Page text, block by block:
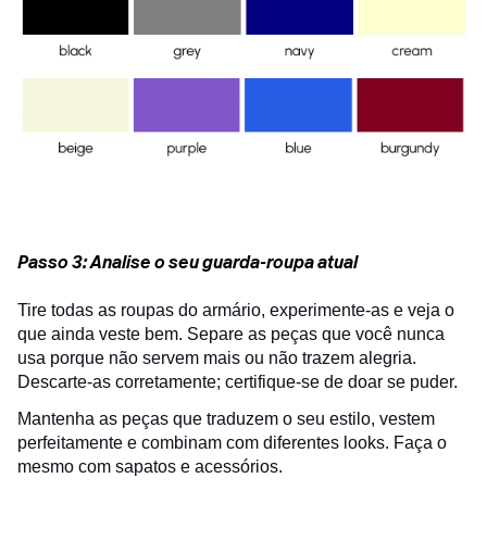
Passo 3: Analise o seu guarda-roupa atual
Tire todas as roupas do armário, experimente-as e veja o
que ainda veste bem. Separe as peças que você nunca
usa porque não servem mais ou não trazem alegria.
Descarte-as corretamente; certifique-se de doar se puder.
Mantenha as peças que traduzem o seu estilo, vestem
perfeitamente e combinam com diferentes looks. Faça o
mesmo com sapatos e acessórios.